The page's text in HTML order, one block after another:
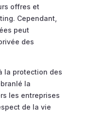
offres et
Cependant,
peut
des
la protection des
la
les entreprises
de la vie